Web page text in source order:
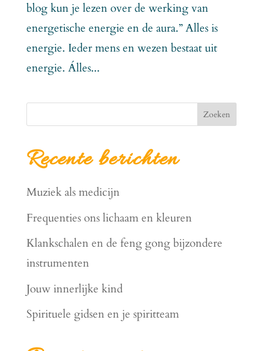
blog kun je lezen over de werking van
energetische energie en de aura.” Alles is
energie. Ieder mens en wezen bestaat uit
energie. Álles...
Zoeken
Recente berichten
Muziek als medicijn
Frequenties ons lichaam en kleuren
Klankschalen en de feng gong bijzondere
instrumenten
Jouw innerlijke kind
Spirituele gidsen en je spiritteam